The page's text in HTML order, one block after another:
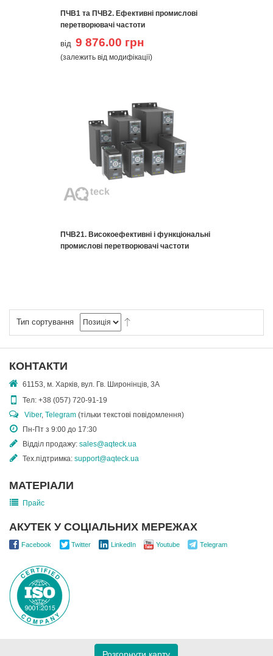
ПЧВ1 та ПЧВ2. Ефективні промислові
перетворювачі частоти
від 9 876.00 грн
(залежить від модифікації)
ПЧВ21. Високоефективні і функціональні
промислові перетворювачі частоти
Тип сортування
КОНТАКТИ
61153, м. Харків, вул. Гв. Широнінців, 3А
Тел: +38 (057) 720-91-19
Viber, Telegram (тільки текстові повідомлення)
Пн-Пт з 9:00 до 17:30
Відділ продажу: sales@aqteck.ua
Тех.підтримка: support@aqteck.ua
МАТЕРІАЛИ
Прайс
АКУТЕК У СОЦІАЛЬНИХ МЕРЕЖАХ
Facebook Twitter LinkedIn Youtube Telegram